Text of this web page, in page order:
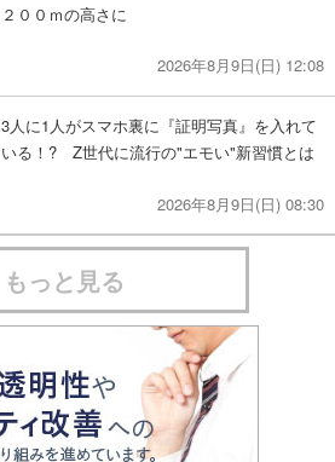
２００ｍの高さに
2026年8月9日(日) 12:08
3人に1人がスマホ裏に『証明写真』を入れて
いる！? Z世代に流行の"エモい"新習慣とは
2026年8月9日(日) 08:30
もっと見る